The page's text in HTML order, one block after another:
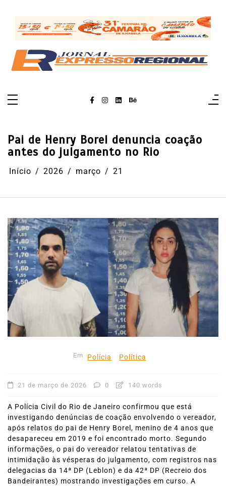
conteúdo
Pai de Henry Borel denuncia coação
antes do julgamento no Rio
Início 2026 março 21
Em Polícia Política
21 de março de 2026 0 140 words
A Polícia Civil do Rio de Janeiro confirmou que está
investigando denúncias de coação envolvendo o vereador,
após relatos do pai de Henry Borel, menino de 4 anos que
desapareceu em 2019 e foi encontrado morto. Segundo
informações, o pai do vereador relatou tentativas de
intimidação às vésperas do julgamento, com registros nas
delegacias da 14ª DP (Leblon) e da 42ª DP (Recreio dos
Bandeirantes) mostrando investigações em curso. A